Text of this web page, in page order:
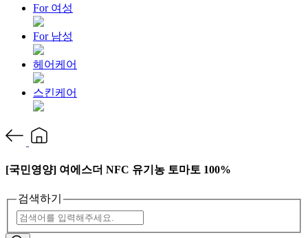
For 여성
For 남성
헤어케어
스킨케어
[국민영양] 여에스더 NFC 유기농 토마토 100%
검색하기